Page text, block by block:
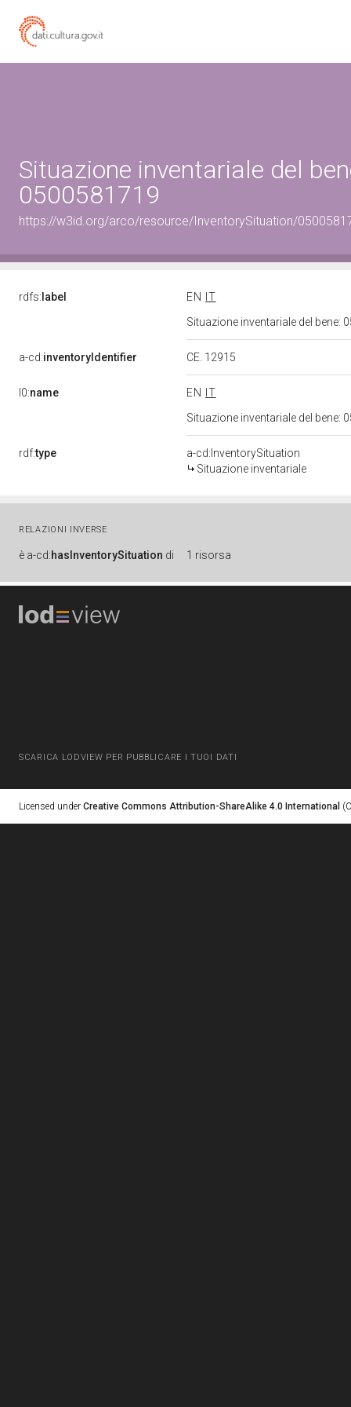
Situazione inventariale del
0500581719
https://w3id.org/arco/resource/InventorySituation/
rdfs: label EN
IT
Situazione inventariale del bene:
a-cd:inventoryIdentifier CE. 12915
l0:name EN
IT
Situazione inventariale del bene:
rdf:type
a-cd:InventorySituation
Situazione inventariale
RELAZIONI INVERSE
è a-cd:hasInventorySituation di 1 risorsa
SCARICA LODVIEW PER PUBBLICARE I TUOI DATI
Licensed under Creative Commons Attribution-ShareAlike 4.0 International